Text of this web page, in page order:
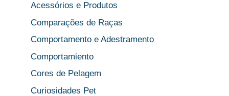
Acessórios e Produtos
Comparações de Raças
Comportamento e Adestramento
Comportamiento
Cores de Pelagem
Curiosidades Pet